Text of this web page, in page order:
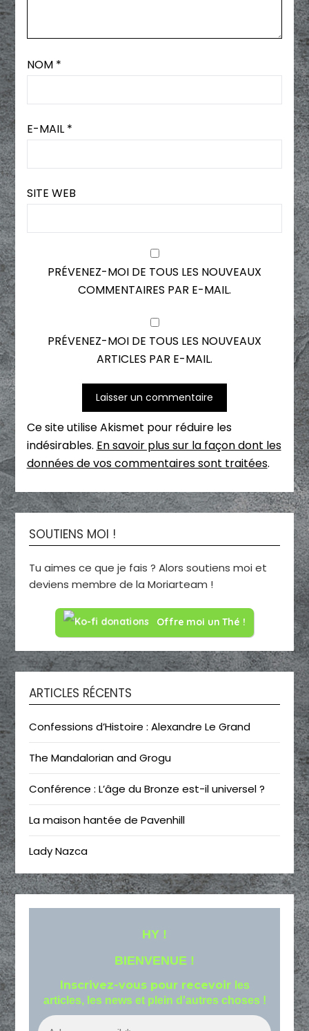
NOM *
E-MAIL *
SITE WEB
PRÉVENEZ-MOI DE TOUS LES NOUVEAUX
COMMENTAIRES PAR E-MAIL.
PRÉVENEZ-MOI DE TOUS LES NOUVEAUX
ARTICLES PAR E-MAIL.
Ce site utilise Akismet pour réduire les
indésirables. En savoir plus sur la façon dont les
données de vos commentaires sont traitées.
SOUTIENS MOI !
Tu aimes ce que je fais ? Alors soutiens moi et
deviens membre de la Moriarteam !
Offre moi un Thé !
ARTICLES RÉCENTS
Confessions d’Histoire : Alexandre Le Grand
The Mandalorian and Grogu
Conférence : L’âge du Bronze est-il universel ?
La maison hantée de Pavenhill
Lady Nazca
HY !
BIENVENUE !
Inscrivez-vous pour recevoir les
articles, les news et plein d'autres choses !